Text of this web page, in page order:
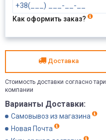
Как оформить заказ?
Доставка
Стоимость доставки согласно
компании
Варианты Доставки:
Самовывоз из магазина
Новая Почта